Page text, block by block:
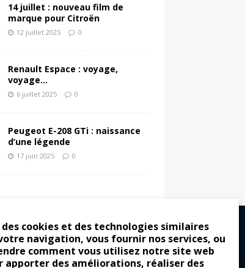
cookies et des technologies similaires
navigation, vous fournir nos services, ou
comment vous utilisez notre site web
apporter des améliorations, réaliser des
14 juillet : nouveau film de
marque pour Citroën
12 juillet 2025 0
Renault Espace : voyage,
voyage…
6 juillet 2025 0
Peugeot E-208 GTi : naissance
d’une légende
17 juin 2025 0
les gens vrais